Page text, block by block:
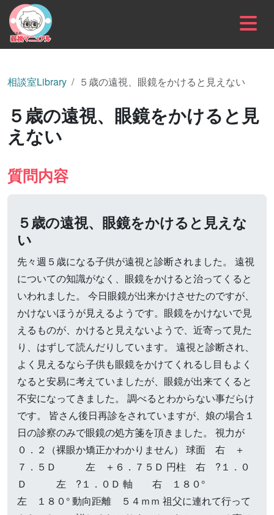
内容をスキップ
相談室Library ５歳の遠視、眼鏡をかけると見えない
５歳の遠視、眼鏡をかけると見
えない
質問内容
５歳の遠視、眼鏡をかけると見えな
い
先々週５歳になる子供が遠視と診断されました。 遠視
についての知識がなく、眼鏡をかけると治ってくると
いわれました。 今日眼鏡が出来かけさせたのですが、
かけないほうが見えるようです。眼鏡をかけないで見
えるものが、かけると見えないようで、近寄って見た
り、はずして読んだりしています。 遠視と診断され、
よく見えるなら子供も眼鏡をかけてくれるし目もよく
なると安易に考えていましたが、眼鏡が出来てくると
不安になってきました。 調べるとわからない事だらけ
です。 皆さん後日再診をされていますが、娘の場合１
日の診察のみで眼鏡の処方箋を頂きました。 視力が
０．２（裸眼か矯正かわかりません） 球面 右 ＋
７．５Ｄ 左 ＋６．７５Ｄ 円柱 右 ?１．０
Ｄ 左 ?１．０Ｄ 軸 右 １８０°
左 １８０° 動向距離 ５４ｍｍ 祖父に連れて行って